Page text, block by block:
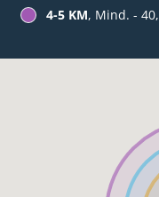
4-5 KM, Mind. -